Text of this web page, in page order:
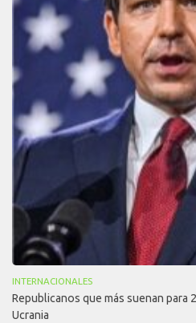
INTERNACIONALES
Republicanos que más suenan para
Ucrania